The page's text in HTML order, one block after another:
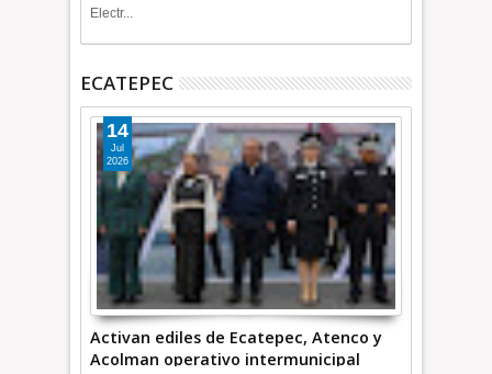
Electr...
ECATEPEC
Activan ediles de Ecatepec, Atenco y
Acolman operativo intermunicipal
14
Jul
2026